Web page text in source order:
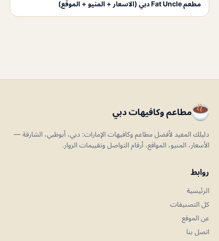
مطعم Fat Uncle دبي (الاسعار + المنيو + الموقع)
مطاعم وكافيهات دبي
دليلك المفيد لأفضل مطاعم وكافيهات الإمارات: دبي، أبوظبي، الشارقة —
الأسعار، المنيو، المواقع، أرقام التواصل وتقييمات الزوار.
روابط
الرئيسية
كل التصنيفات
عن الموقع
اتصل بنا